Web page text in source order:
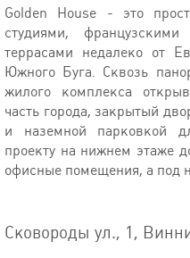
Golden House - это
студиями,
террасами недалеко от
Южного Буга. Сквозь
жилого комплекса
часть города, закрытый
и наземной парковкой
проекту на нижнем этаже
офисные помещения, а под
Сковороды ул., 1,